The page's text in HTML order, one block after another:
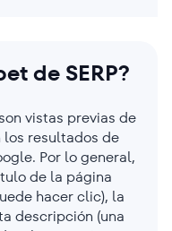
de SERP?
vistas previas de
resultados de
Por lo general,
de la página
hacer clic), la
descripción (una